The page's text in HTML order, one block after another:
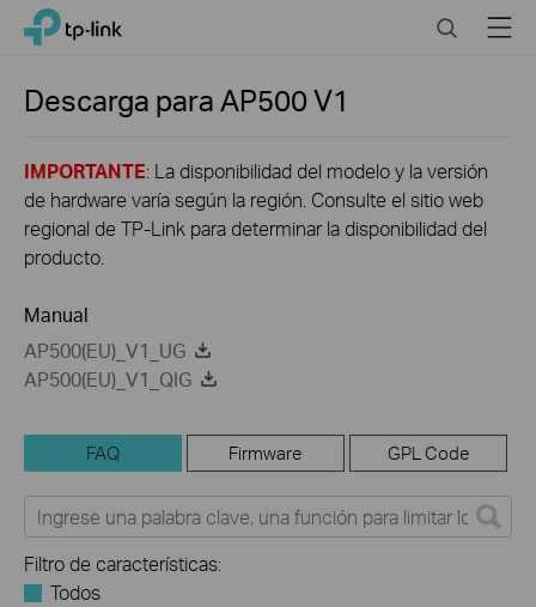
Click
navigation
TP-Link, Reliably Smart SearchMenu
Descarga paraAP500V1
IMPORTANTE: La disponibilidad del modelo y la versión
de hardware varía según la región. Consulte el sitio web
regional de TP-Link para determinar la disponibilidad del
producto.
Manual
AP500(EU)_V1_UG
AP500(EU)_V1_QIG
FAQ Firmware GPL Code
Filtro de características:
Todos